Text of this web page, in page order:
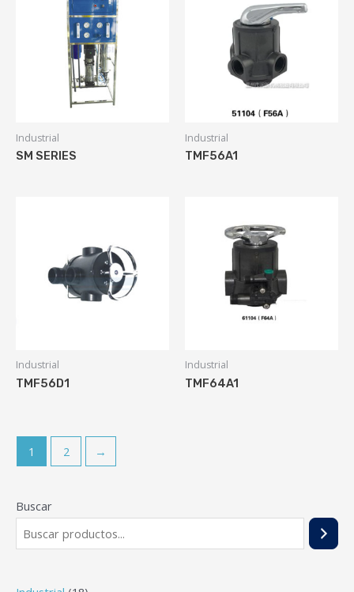
Buscar
Industrial
SM SERIES
Industrial
TMF56A1
Industrial
TMF56D1
Industrial
TMF64A1
1 2 →